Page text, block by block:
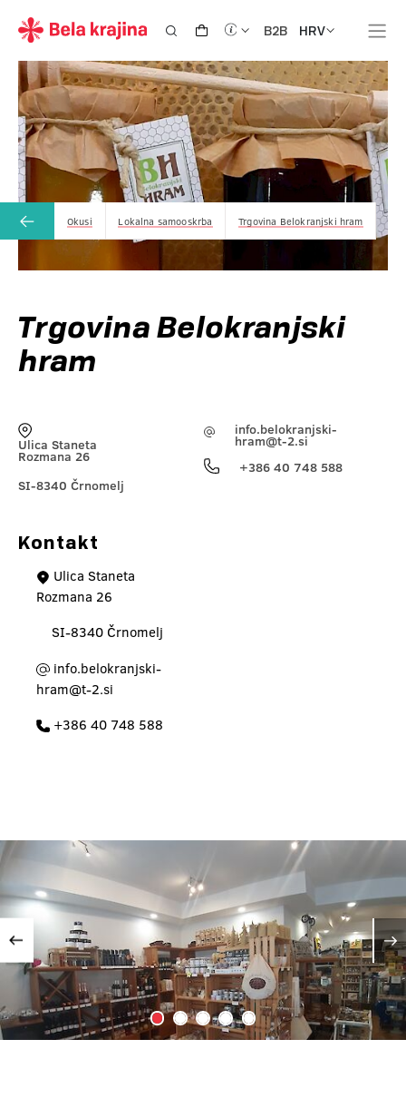
B2B HRV
Okusi Lokalna samooskrba Trgovina Belokranjski hram
Trgovina Belokranjski
hram
Ulica Staneta
Rozmana 26
SI-8340 Črnomelj
info.belokranjski-
hram@t-2.si
+386 40 748 588
Kontakt
Ulica Staneta
Rozmana 26
SI-8340 Črnomelj
info.belokranjski-
hram@t-2.si
+386 40 748 588
Previous